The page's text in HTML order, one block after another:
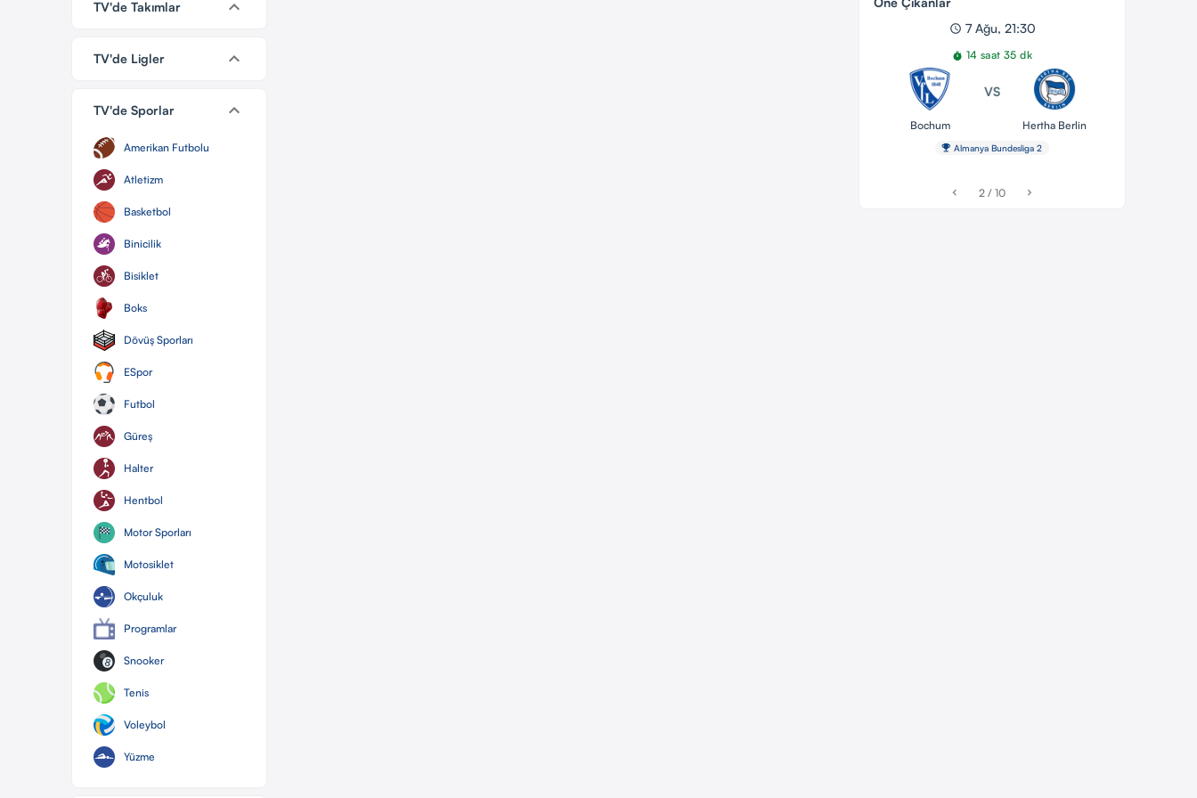
TV'de Takımlar keyboard_arrow_down
TV'de Ligler keyboard_arrow_down
TV'de Sporlar keyboard_arrow_down
Amerikan Futbolu
Atletizm
Basketbol
Binicilik
Bisiklet
Boks
Dövüş Sporları
ESpor
Futbol
Güreş
Halter
Hentbol
Motor Sporları
Motosiklet
Okçuluk
Programlar
Snooker
Tenis
Voleybol
Yüzme
schedule 7 Ağu, 21:30
timer 14 saat 35 dk
Bochum
VS
Hertha Berlin
emoji_events Almanya Bundesliga 2
chevron_left 2 / 10 chevron_right